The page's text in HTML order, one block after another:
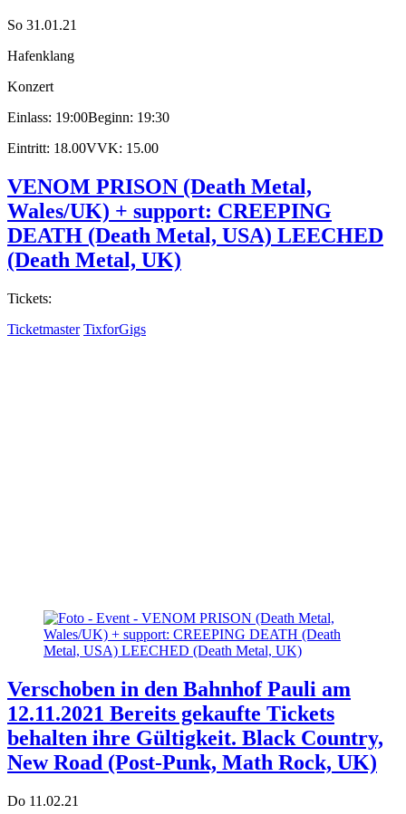
So 31.01.21
Hafenklang
Konzert
Einlass: 19:00Beginn: 19:30
Eintritt: 18.00VVK: 15.00
VENOM PRISON (Death Metal,
Wales/UK) + support: CREEPING
DEATH (Death Metal, USA) LEECHED
(Death Metal, UK)
Tickets:
Ticketmaster TixforGigs
Verschoben in den Bahnhof Pauli am
12.11.2021 Bereits gekaufte Tickets
behalten ihre Gültigkeit. Black Country,
New Road (Post-Punk, Math Rock, UK)
Do 11.02.21